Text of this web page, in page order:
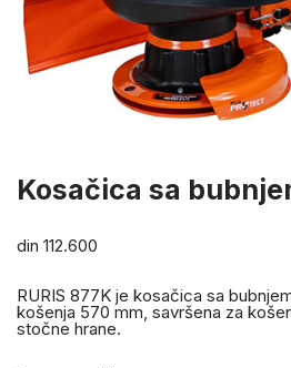
Kosačica sa
din 112.600
RURIS 877K je kosačica sa
košenja 570 mm, savršena za
stočne hrane.